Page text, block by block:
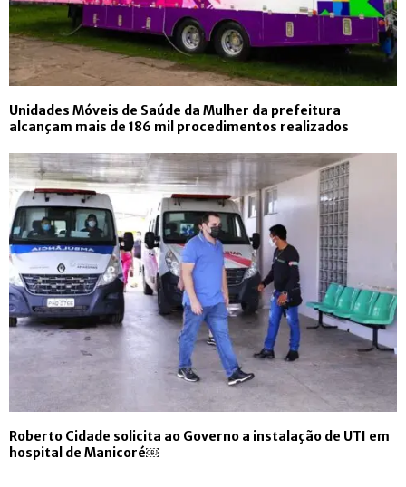
Unidades Móveis de Saúde da Mulher da prefeitura
alcançam mais de 186 mil procedimentos realizados
Roberto Cidade solicita ao Governo a instalação de UTI em
hospital de Manicoré￼